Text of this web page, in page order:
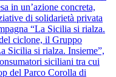
in un’azione concreta,
di solidarietà privata
“La Sicilia si rialza.
ciclone, il Gruppo
Sicilia si rialza. Insieme”,
siciliani tra cui
del Parco Corolla di